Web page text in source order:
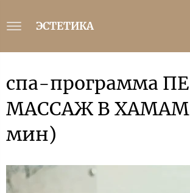
ЭСТЕТИКА
спа-программа
МАССАЖ В
мин)